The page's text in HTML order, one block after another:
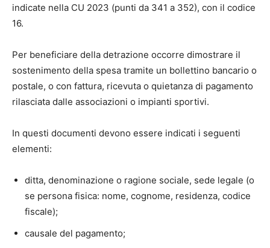
indicate nella CU 2023 (punti da 341 a 352), con il codice
16.
Per beneficiare della detrazione occorre dimostrare il
sostenimento della spesa tramite un bollettino bancario o
postale, o con fattura, ricevuta o quietanza di pagamento
rilasciata dalle associazioni o impianti sportivi.
In questi documenti devono essere indicati i seguenti
elementi:
ditta, denominazione o ragione sociale, sede legale (o
se persona fisica: nome, cognome, residenza, codice
fiscale);
causale del pagamento;